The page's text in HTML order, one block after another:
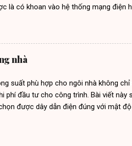
là có khoan vào hệ thống mạng điện
khoa học nhất, sơ đồ thiết kế mạng
mạng điện nhà 3 tầng, sơ đồ thiết kế
tắc thiết kế mạng điện trong nhà
các đèn dùng dây Cu\PVC
(1×2,5)mm2. Cách thiết kế đường
cho hệ tiếp đất an toàn và nổi lên.
nhà
suất phù hợp cho ngôi nhà không
phí đầu tư cho công trình. Bài viết này
được dây dẫn điện đúng với mật
thức tính toán) – Chọn tiết diện